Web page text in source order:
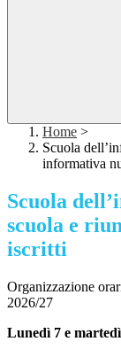
Home >
Scuola
informativa
Scuola
scuola e
iscritti
Organizzazione
2026/27
Lunedì 7 e